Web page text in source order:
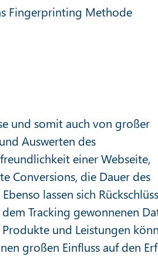
Fingerprinting Methode
und somit auch von großer
Auswerten des
einer Webseite,
Conversions, die Dauer des
lassen sich
Tracking gewonnenen
und Leistungen
großen Einfluss auf den